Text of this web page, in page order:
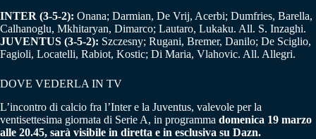
INTER (3-5-2): Onana; Darmian, De Vrij, Acerbi; Dumfries, Barella,
Calhanoglu, Mkhitaryan, Dimarco; Lautaro, Lukaku. All. S. Inzaghi.
JUVENTUS (3-5-2): Szczesny; Rugani, Bremer, Danilo; De Sciglio,
Fagioli, Locatelli, Rabiot, Kostic; Di Maria, Vlahovic. All. Allegri.
DOVE VEDERLA IN TV
L’incontro di calcio fra l’Inter e la Juventus, valevole per la
ventisettesima giornata di Serie A, in programma domenica 19 marzo
alle 20.45, sarà visibile in diretta e in esclusiva su Dazn.